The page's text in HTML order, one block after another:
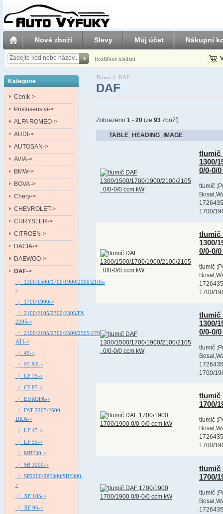
Nové zboží Slevy Můj účet Nákupní
Rozšířené hledání
Kategorie
Ceník->
Prislusenstvi->
ALFA ROMEO->
AUDI->
AUTOSAN->
AVIA->
BMW->
BOVA->
Chery->
CHEVROLET->
CHRYSLER->
CITROEN->
DACIA->
DAEWOO->
DAF->
|_ 1300/1500/1700/1900/2100/2105-
>
|_ 1700/1900->
|_ 2100/2105/2300/2305/FA
2205->
|_ 2100/2105/2300/2500/2505/2700
ATI->
|_ 45->
|_ 95 XF->
|_ CF 75->
|_ CF 85->
|_ EUROPA->
|_ FAT 2205/2600
DKA->
|_ LF 45->
|_ LF 55->
|_ MB230->
|_ SB 3000->
|_ SP2200/SP2300/SB2300-
>
|_ XF 105->
|_ XF 95->
Domů // DAF
DAF
Zobrazeno1 -20 (ze93 zboží)
TABLE_HEADING_IMAGE
tlumič
1300/
0/0-0/
tlumič
1700/
tlumič
1300/
0/0-0/
tlumič
1700/
tlumič
1300/
0/0-0/
tlumič
1700/
tlumič
1700/
tlumič
1700/
tlumič
1700/
tlumič